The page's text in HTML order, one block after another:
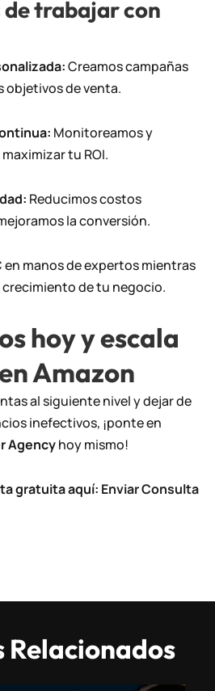
de trabajar con
Creamos campañas
objetivos de venta.
Monitoreamos y
tu ROI.
Reducimos costos
la conversión.
en manos de expertos mientras
de tu negocio.
hoy y escala
Amazon
al siguiente nivel y dejar de
inefectivos, ¡ponte en
Agencyhoy mismo!
gratuita aquí: Enviar Consulta